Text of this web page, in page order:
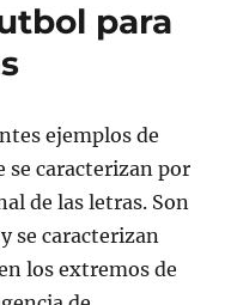
para
ejemplos de
se caracterizan por
de las letras. Son
se caracterizan
los extremos de